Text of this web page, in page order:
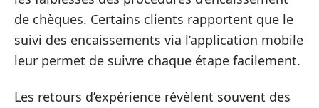
de chèques. Certains clients rapportent que le
suivi des encaissements via l’application mobile
leur permet de suivre chaque étape facilement.
Les retours d’expérience révèlent souvent des